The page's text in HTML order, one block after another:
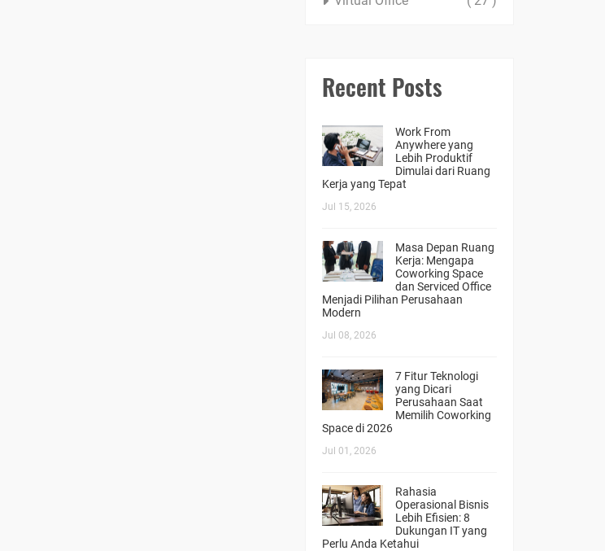
Recent Posts
Work From
Anywhere yang
Lebih Produktif
Dimulai dari Ruang
Kerja yang Tepat
Jul 15, 2026
Masa Depan Ruang
Kerja: Mengapa
Coworking Space
dan Serviced Office
Menjadi Pilihan Perusahaan
Modern
Jul 08, 2026
7 Fitur Teknologi
yang Dicari
Perusahaan Saat
Memilih Coworking
Space di 2026
Jul 01, 2026
Rahasia
Operasional Bisnis
Lebih Efisien: 8
Dukungan IT yang
Perlu Anda Ketahui